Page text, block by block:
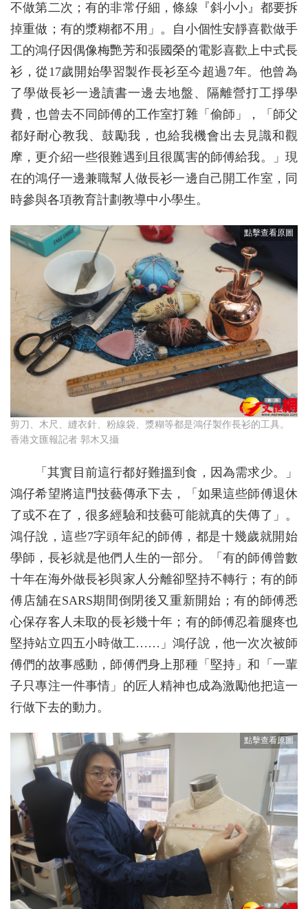
不做第二次；有的非常仔細，條線『斜小小』都要拆
掉重做；有的漿糊都不用」。自小個性安靜喜歡做手
工的鴻仔因偶像梅艷芳和張國榮的電影喜歡上中式長
衫，從17歲開始學習製作長衫至今超過7年。他曾為
了學做長衫一邊讀書一邊去地盤、隔離營打工掙學
費，也曾去不同師傅的工作室打雜「偷師」，「師父
都好耐心教我、鼓勵我，也給我機會出去見識和觀
摩，更介紹一些很難遇到且很厲害的師傅給我。」現
在的鴻仔一邊兼職幫人做長衫一邊自己開工作室，同
時參與各項教育計劃教導中小學生。
剪刀、木尺、縫衣針、粉線袋、漿糊等都是鴻仔製作長衫的工具。
香港文匯報記者 郭木又攝
「其實目前這行都好難搵到食，因為需求少。」
鴻仔希望將這門技藝傳承下去，「如果這些師傅退休
了或不在了，很多經驗和技藝可能就真的失傳了」。
鴻仔說，這些7字頭年紀的師傅，都是十幾歲就開始
學師，長衫就是他們人生的一部分。「有的師傅曾數
十年在海外做長衫與家人分離卻堅持不轉行；有的師
傅店舖在SARS期間倒閉後又重新開始；有的師傅悉
心保存客人未取的長衫幾十年；有的師傅忍着腿疼也
堅持站立四五小時做工……」鴻仔說，他一次次被師
傅們的故事感動，師傅們身上那種「堅持」和「一輩
子只專注一件事情」的匠人精神也成為激勵他把這一
行做下去的動力。